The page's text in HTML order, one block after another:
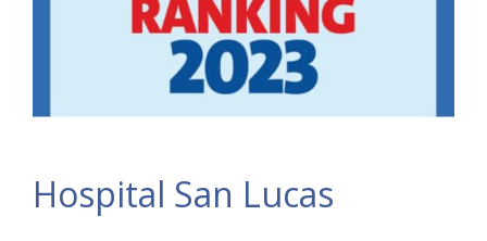
Hospital San Lucas